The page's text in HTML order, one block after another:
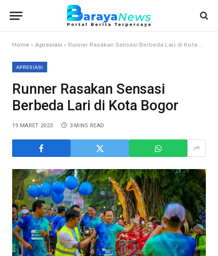
Home » Apresiasi » Runner Rasakan Sensasi Berbeda Lari di Kota Bogor
APRESIASI
Runner Rasakan Sensasi
Berbeda Lari di Kota Bogor
19 MARET 2023 3 MINS READ